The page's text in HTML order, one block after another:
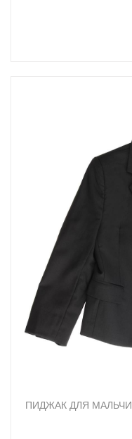
ПИДЖАК ДЛЯ